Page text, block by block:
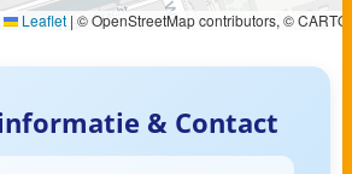
Leaflet | © OpenStreetMap contributors, © CARTO
& Contact